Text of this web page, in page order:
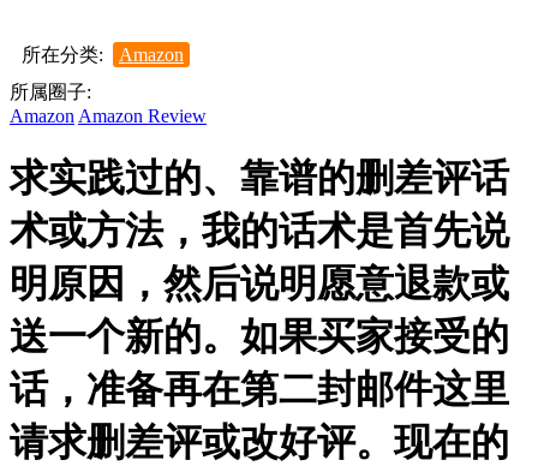
所在分类:
Amazon
所属圈子:
Amazon Amazon Review
求实践过的、靠谱的删差评话
术或方法，我的话术是首先说
明原因，然后说明愿意退款或
送一个新的。如果买家接受的
话，准备再在第二封邮件这里
请求删差评或改好评。现在的